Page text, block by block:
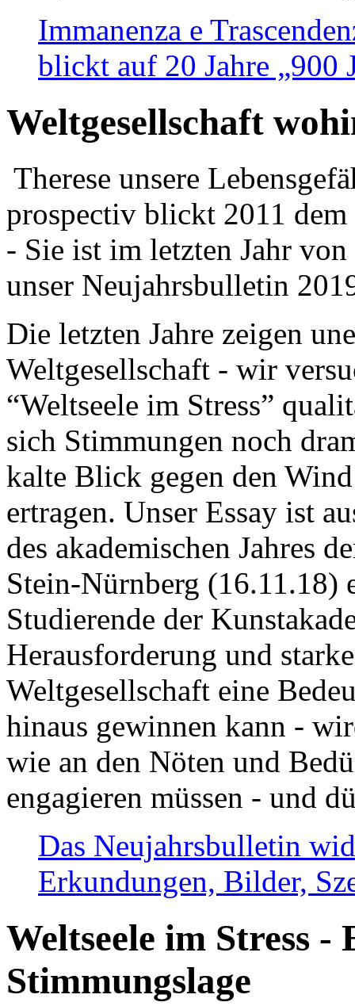
Immanenza e
blickt auf 20 Jahre „900
Weltgesellschaft
Therese unsere
prospectiv blickt 2011
- Sie ist im letzten Jahr
unser Neujahrsbulletin
Die letzten Jahre zeigen
Weltgesellschaft - wir
“Weltseele im Stress”
sich Stimmungen noch
kalte Blick gegen den
ertragen. Unser Essay ist
des akademischen Jahres
Stein-Nürnberg (16.11.18)
Studierende der
Herausforderung und
Weltgesellschaft eine
hinaus gewinnen kann -
wie an den Nöten und
engagieren müssen - und
Das Neujahrsbulletin
Erkundungen, Bilder,
Weltseele im Stress -
Stimmungslage